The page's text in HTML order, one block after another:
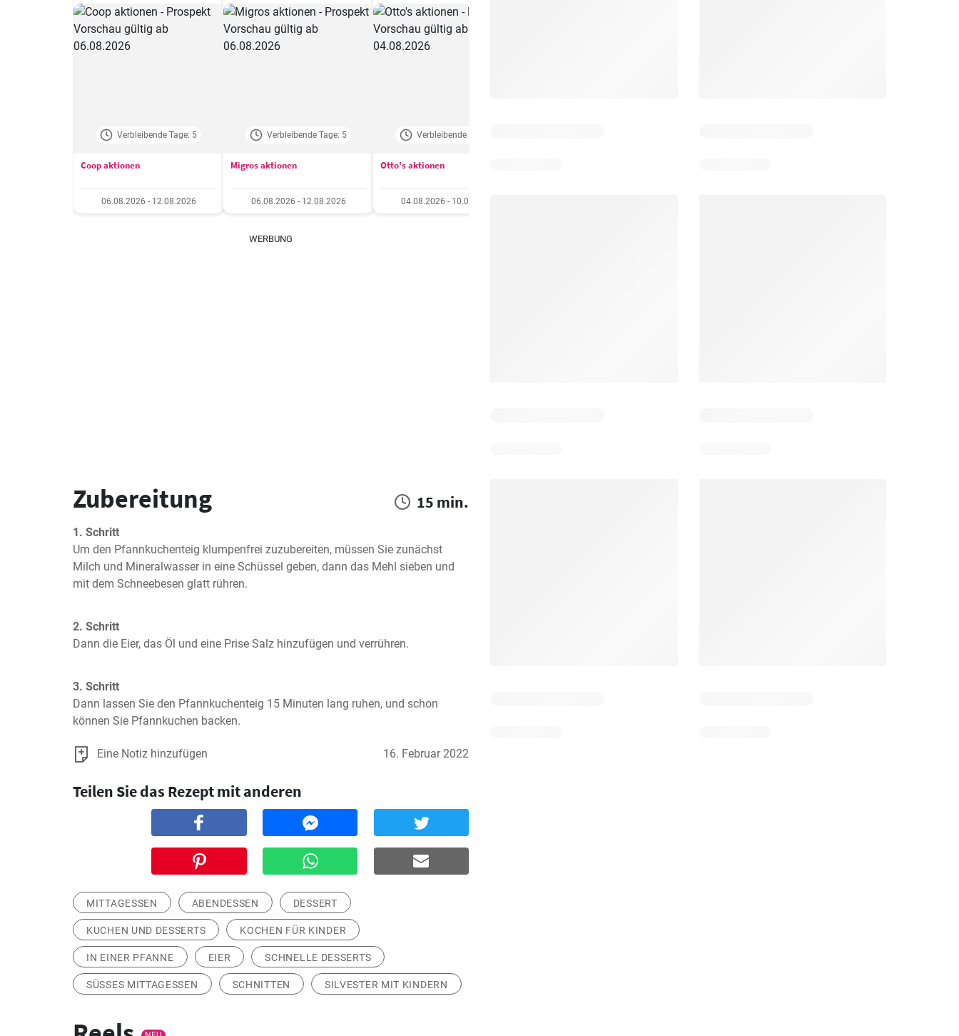
Verbleibende Tage: 5
Coop aktionen
06.08.2026 - 12.08.2026
Verbleibende Tage: 5
Migros aktionen
06.08.2026 - 12.08.2026
Verbleibende Tage: 3
Otto's aktionen
04.08.2026 - 10.08.2026
WERBUNG
Zubereitung 15 min.
1. Schritt
Um den Pfannkuchenteig klumpenfrei zuzubereiten, müssen Sie zunächst
Milch und Mineralwasser in eine Schüssel geben, dann das Mehl sieben und
mit dem Schneebesen glatt rühren.
2. Schritt
Dann die Eier, das Öl und eine Prise Salz hinzufügen und verrühren.
3. Schritt
Dann lassen Sie den Pfannkuchenteig 15 Minuten lang ruhen, und schon
können Sie Pfannkuchen backen.
Eine Notiz hinzufügen 16. Februar 2022
Teilen Sie das Rezept mit anderen
MITTAGESSEN ABENDESSEN DESSERT
KUCHEN UND DESSERTS KOCHEN FÜR KINDER
IN EINER PFANNE EIER SCHNELLE DESSERTS
SÜSSES MITTAGESSEN SCHNITTEN SILVESTER MIT KINDERN